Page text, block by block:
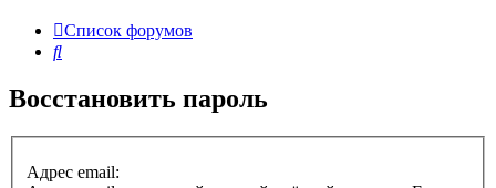
Список форумов
Поиск
Восстановить пароль
Адрес email: